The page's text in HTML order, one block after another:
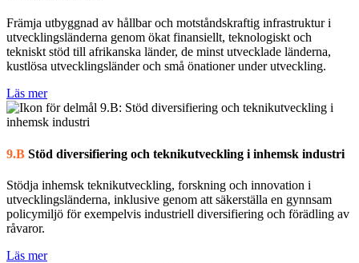
Främja utbyggnad av hållbar och motståndskraftig infrastruktur i
utvecklingsländerna genom ökat finansiellt, teknologiskt och
tekniskt stöd till afrikanska länder, de minst utvecklade länderna,
kustlösa utvecklingsländer och små önationer under utveckling.
Läs mer
9.B Stöd diversifiering och teknikutveckling i inhemsk industri
Stödja inhemsk teknikutveckling, forskning och innovation i
utvecklingsländerna, inklusive genom att säkerställa en gynnsam
policymiljö för exempelvis industriell diversifiering och förädling av
råvaror.
Läs mer